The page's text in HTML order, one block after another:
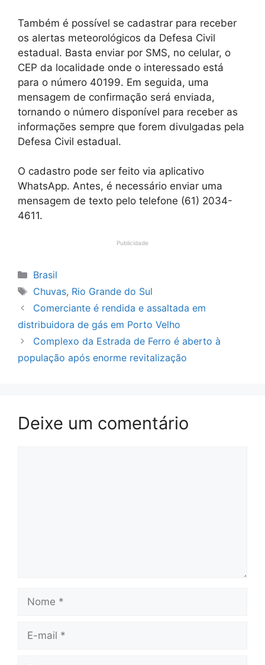
Também é possível se cadastrar para receber
os alertas meteorológicos da Defesa Civil
estadual. Basta enviar por SMS, no celular, o
CEP da localidade onde o interessado está
para o número 40199. Em seguida, uma
mensagem de confirmação será enviada,
tornando o número disponível para receber as
informações sempre que forem divulgadas pela
Defesa Civil estadual.
O cadastro pode ser feito via aplicativo
WhatsApp. Antes, é necessário enviar uma
mensagem de texto pelo telefone (61) 2034-
4611.
Publicidade
Categorias
Brasil
Tags
Chuvas, Rio Grande do Sul
Comerciante é rendida e assaltada em
distribuidora de gás em Porto Velho
Complexo da Estrada de Ferro é aberto à
população após enorme revitalização
Deixe um comentário
mail